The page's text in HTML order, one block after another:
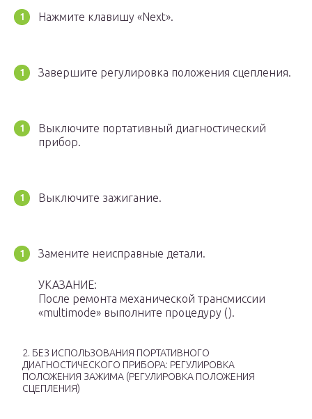
Нажмите клавишу «Next».
Завершите регулировка положения сцепления.
Выключите портативный диагностический
прибор.
Выключите зажигание.
Замените неисправные детали.
УКАЗАНИЕ:
После ремонта механической трансмиссии
«multimode» выполните процедуру ().
2. БЕЗ ИСПОЛЬЗОВАНИЯ ПОРТАТИВНОГО
ДИАГНОСТИЧЕСКОГО ПРИБОРА: РЕГУЛИРОВКА
ПОЛОЖЕНИЯ ЗАЖИМА (РЕГУЛИРОВКА ПОЛОЖЕНИЯ
СЦЕПЛЕНИЯ)